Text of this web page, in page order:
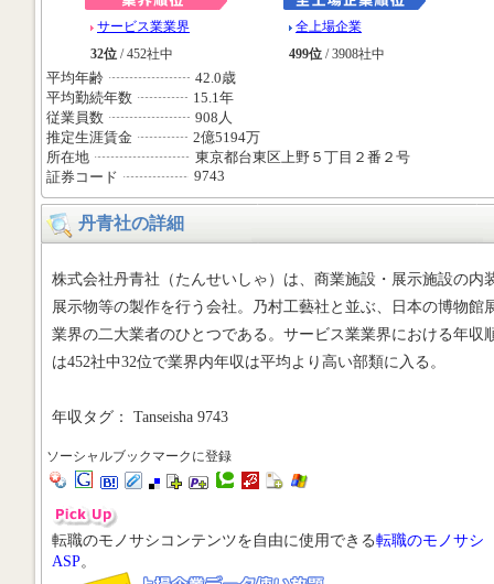
サービス業業界
32位 / 452社中
全上場企業
499位 / 3908社中
平均年齢
42.0歳
平均勤続年数
15.1年
従業員数
908人
推定生涯賃金
2億5194万
所在地
東京都台東区上野５丁目２番２号
証券コード
9743
丹青社の詳細
株式会社丹青社（たんせいしゃ）は、商業施設・展示施設の内
展示物等の製作を行う会社。乃村工藝社と並ぶ、日本の博物館
業界の二大業者のひとつである。サービス業業界における年収
は452社中32位で業界内年収は平均より高い部類に入る。
年収タグ： Tanseisha 9743
ソーシャルブックマークに登録
転職のモノサシコンテンツを自由に使用できる転職のモノサシ
ASP。